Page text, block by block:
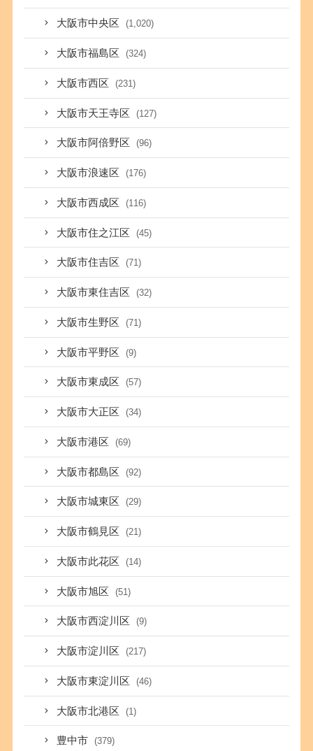
大阪市中央区 (1,020)
大阪市福島区 (324)
大阪市西区 (231)
大阪市天王寺区 (127)
大阪市阿倍野区 (96)
大阪市浪速区 (176)
大阪市西成区 (116)
大阪市住之江区 (45)
大阪市住吉区 (71)
大阪市東住吉区 (32)
大阪市生野区 (71)
大阪市平野区 (9)
大阪市東成区 (57)
大阪市大正区 (34)
大阪市港区 (69)
大阪市都島区 (92)
大阪市城東区 (29)
大阪市鶴見区 (21)
大阪市此花区 (14)
大阪市旭区 (51)
大阪市西淀川区 (9)
大阪市淀川区 (217)
大阪市東淀川区 (46)
大阪市北港区 (1)
豊中市 (379)